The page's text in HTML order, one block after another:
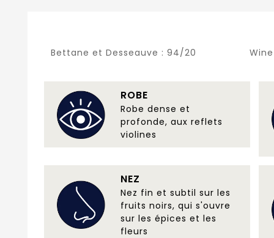
Bettane et Desseauve : 94/20
ROBE
Robe dense et
profonde, aux reflets
violines
NEZ
Nez fin et subtil sur les
fruits noirs, qui s'ouvre
sur les épices et les
fleurs